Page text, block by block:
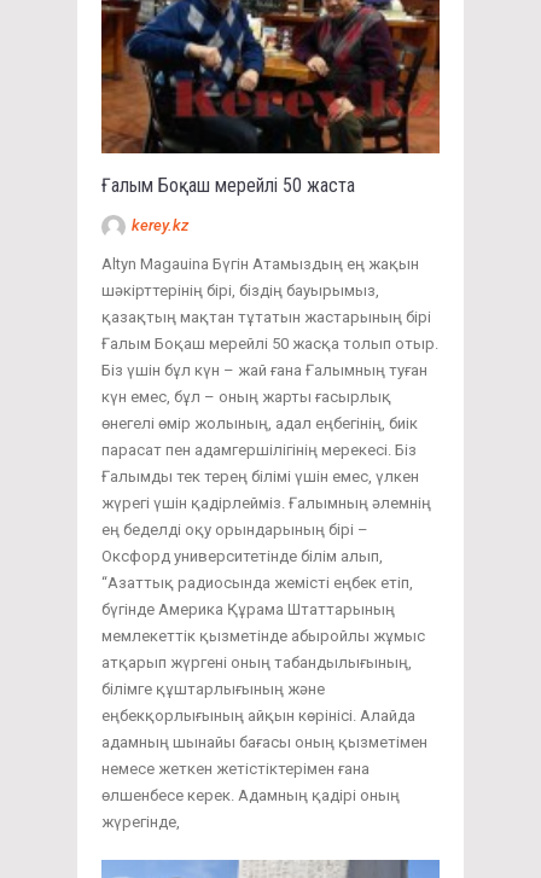
Ғалым Боқаш мерейлі 50 жаста
kerey.kz
Altyn Magauina Бүгін Атамыздың ең жақын
шәкірттерінің бірі, біздің бауырымыз,
қазақтың мақтан тұтатын жастарының бірі
Ғалым Боқаш мерейлі 50 жасқа толып отыр.
Біз үшін бұл күн – жай ғана Ғалымның туған
күн емес, бұл – оның жарты ғасырлық
өнегелі өмір жолының, адал еңбегінің, биік
парасат пен адамгершілігінің мерекесі. Біз
Ғалымды тек терең білімі үшін емес, үлкен
жүрегі үшін қадірлейміз. Ғалымның әлемнің
ең беделді оқу орындарының бірі –
Оксфорд университетінде білім алып,
“Азаттық радиосында жемісті еңбек етіп,
бүгінде Америка Құрама Штаттарының
мемлекеттік қызметінде абыройлы жұмыс
атқарып жүргені оның табандылығының,
білімге құштарлығының және
еңбекқорлығының айқын көрінісі. Алайда
адамның шынайы бағасы оның қызметімен
немесе жеткен жетістіктерімен ғана
өлшенбесе керек. Адамның қадірі оның
жүрегінде,